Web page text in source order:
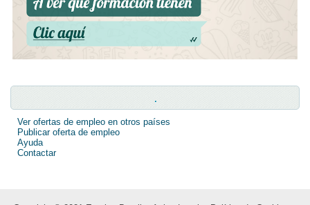
.
Ver ofertas de empleo en otros países
Publicar oferta de empleo
Ayuda
Contactar